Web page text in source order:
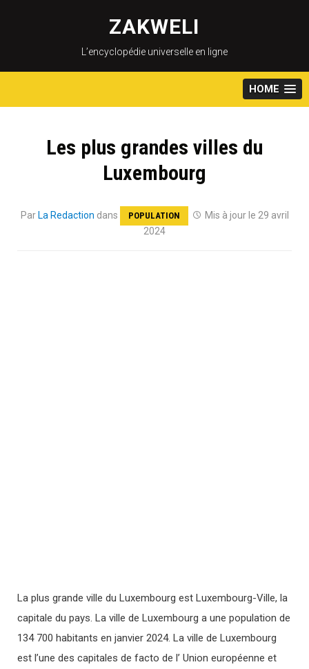
content
ZAKWELI
L’encyclopédie universelle en ligne
HOME
Les plus grandes villes du
Luxembourg
Par La Redaction dans POPULATION
Mis à jour le 29 avril
2024
La plus grande ville du Luxembourg est Luxembourg-Ville, la
capitale du pays. La ville de Luxembourg a une population de
134 700 habitants en janvier 2024. La ville de Luxembourg
est l’une des capitales de facto de l’ Union européenne et